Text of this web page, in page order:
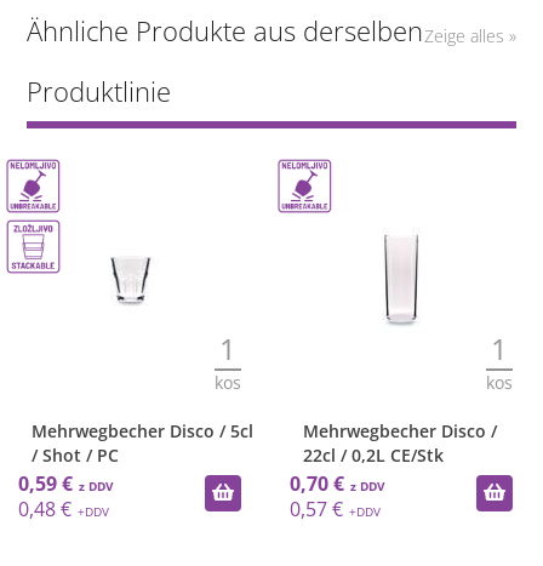
Ähnliche Produkte aus derselben
Produktlinie
Zeige alles »
1
kos
Mehrwegbecher Disco / 5cl
/ Shot / PC
0,59 €
0,48 €
1
kos
Mehrwegbecher Disco /
22cl / 0,2L CE/Stk
0,70 €
0,57 €